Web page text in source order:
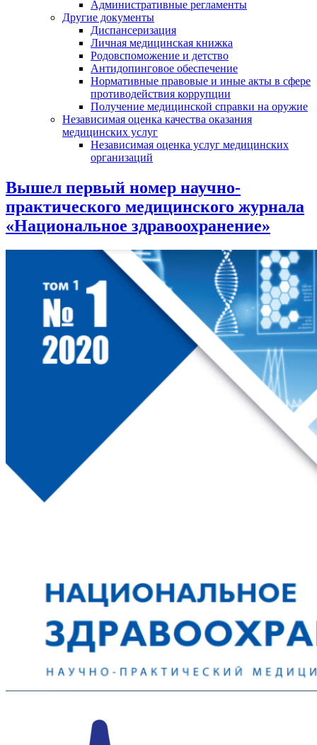
Административные регламенты
Другие документы
Диспансеризация
Личная медицинская книжка
Родовспоможение и детство
Антидопинговое обеспечение
Нормативные правовые и иные акты в сфере
противодействия коррупции
Получение медицинской справки на оружие
Независимая оценка качества оказания
медицинских услуг
Независимая оценка услуг медицинскиx
организаций
Вышел первый номер научно-
практического медицинского журнала
«Национальное здравоохранение»